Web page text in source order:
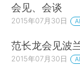
会见、会谈
2015年07月30日
范长龙会见波
2015年07月30日